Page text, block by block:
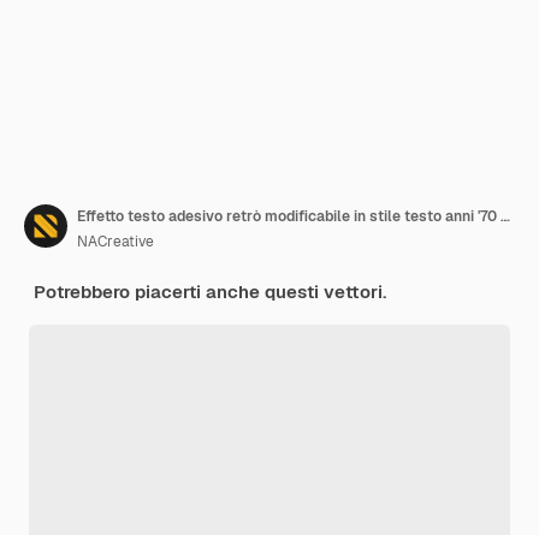
Effetto testo adesivo retrò modificabile in stile testo anni '70 e '80
NACreative
Potrebbero piacerti anche questi vettori.